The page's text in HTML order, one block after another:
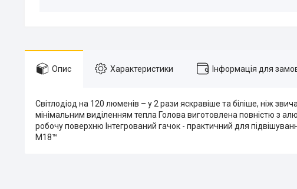
Опис Характеристики Інформація для
Світлодіод на 120 люменів – у 2 рази яскравіше та біліше, ніж
мінімальним виділенням тепла Голова виготовлена повністю з
робочу поверхню Інтегрований гачок - практичний для
M18™